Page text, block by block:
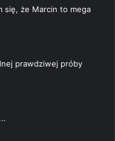
się, że Marcin to mega
prawdziwej próby